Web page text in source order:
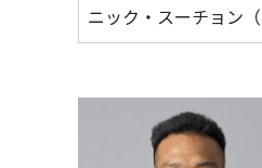
ニック・スーチョン